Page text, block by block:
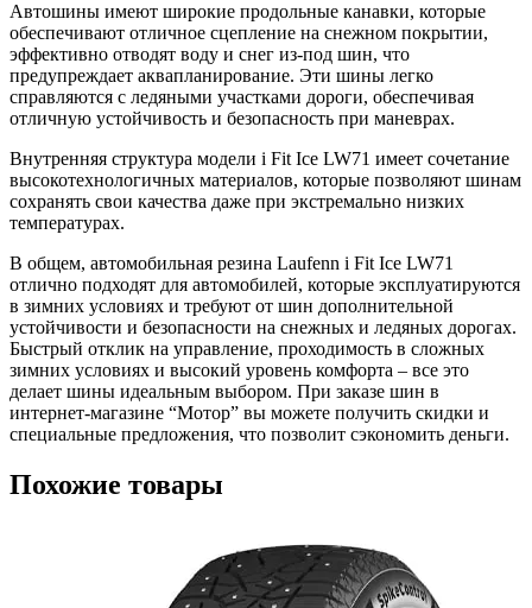
Автошины имеют широкие продольные канавки, которые
обеспечивают отличное сцепление на снежном покрытии,
эффективно отводят воду и снег из-под шин, что
предупреждает аквапланирование. Эти шины легко
справляются с ледяными участками дороги, обеспечивая
отличную устойчивость и безопасность при маневрах.
Внутренняя структура модели i Fit Ice LW71 имеет сочетание
высокотехнологичных материалов, которые позволяют шинам
сохранять свои качества даже при экстремально низких
температурах.
В общем, автомобильная резина Laufenn i Fit Ice LW71
отлично подходят для автомобилей, которые эксплуатируются
в зимних условиях и требуют от шин дополнительной
устойчивости и безопасности на снежных и ледяных дорогах.
Быстрый отклик на управление, проходимость в сложных
зимних условиях и высокий уровень комфорта – все это
делает шины идеальным выбором. При заказе шин в
интернет-магазине “Мотор” вы можете получить скидки и
специальные предложения, что позволит сэкономить деньги.
Похожие товары